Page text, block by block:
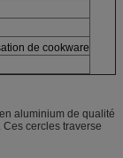
de cookware
aluminium de qualité
cercles traverse